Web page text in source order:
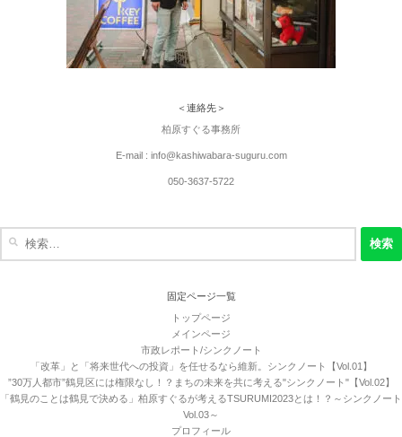
＜連絡先＞
柏原すぐる事務所
E-mail : info@kashiwabara-suguru.com
050-3637-5722
固定ページ一覧
トップページ
メインページ
市政レポート/シンクノート
「改革」と「将来世代への投資」を任せるなら維新。シンクノート【Vol.01】
”30万人都市”鶴見区には権限なし！？まちの未来を共に考える"シンクノート"【Vol.02】
「鶴見のことは鶴見で決める」柏原すぐるが考えるTSURUMI2023とは！？～シンクノート
Vol.03～
プロフィール